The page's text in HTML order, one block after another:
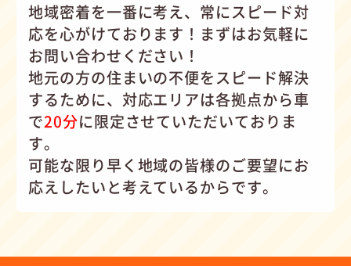
地域密着を一番に考え、常にスピード対
応を心がけております！まずはお気軽に
お問い合わせください！
地元の方の住まいの不便をスピード解決
するために、対応エリアは各拠点から車
で20分に限定させていただいておりま
す。
可能な限り早く地域の皆様のご要望にお
応えしたいと考えているからです。